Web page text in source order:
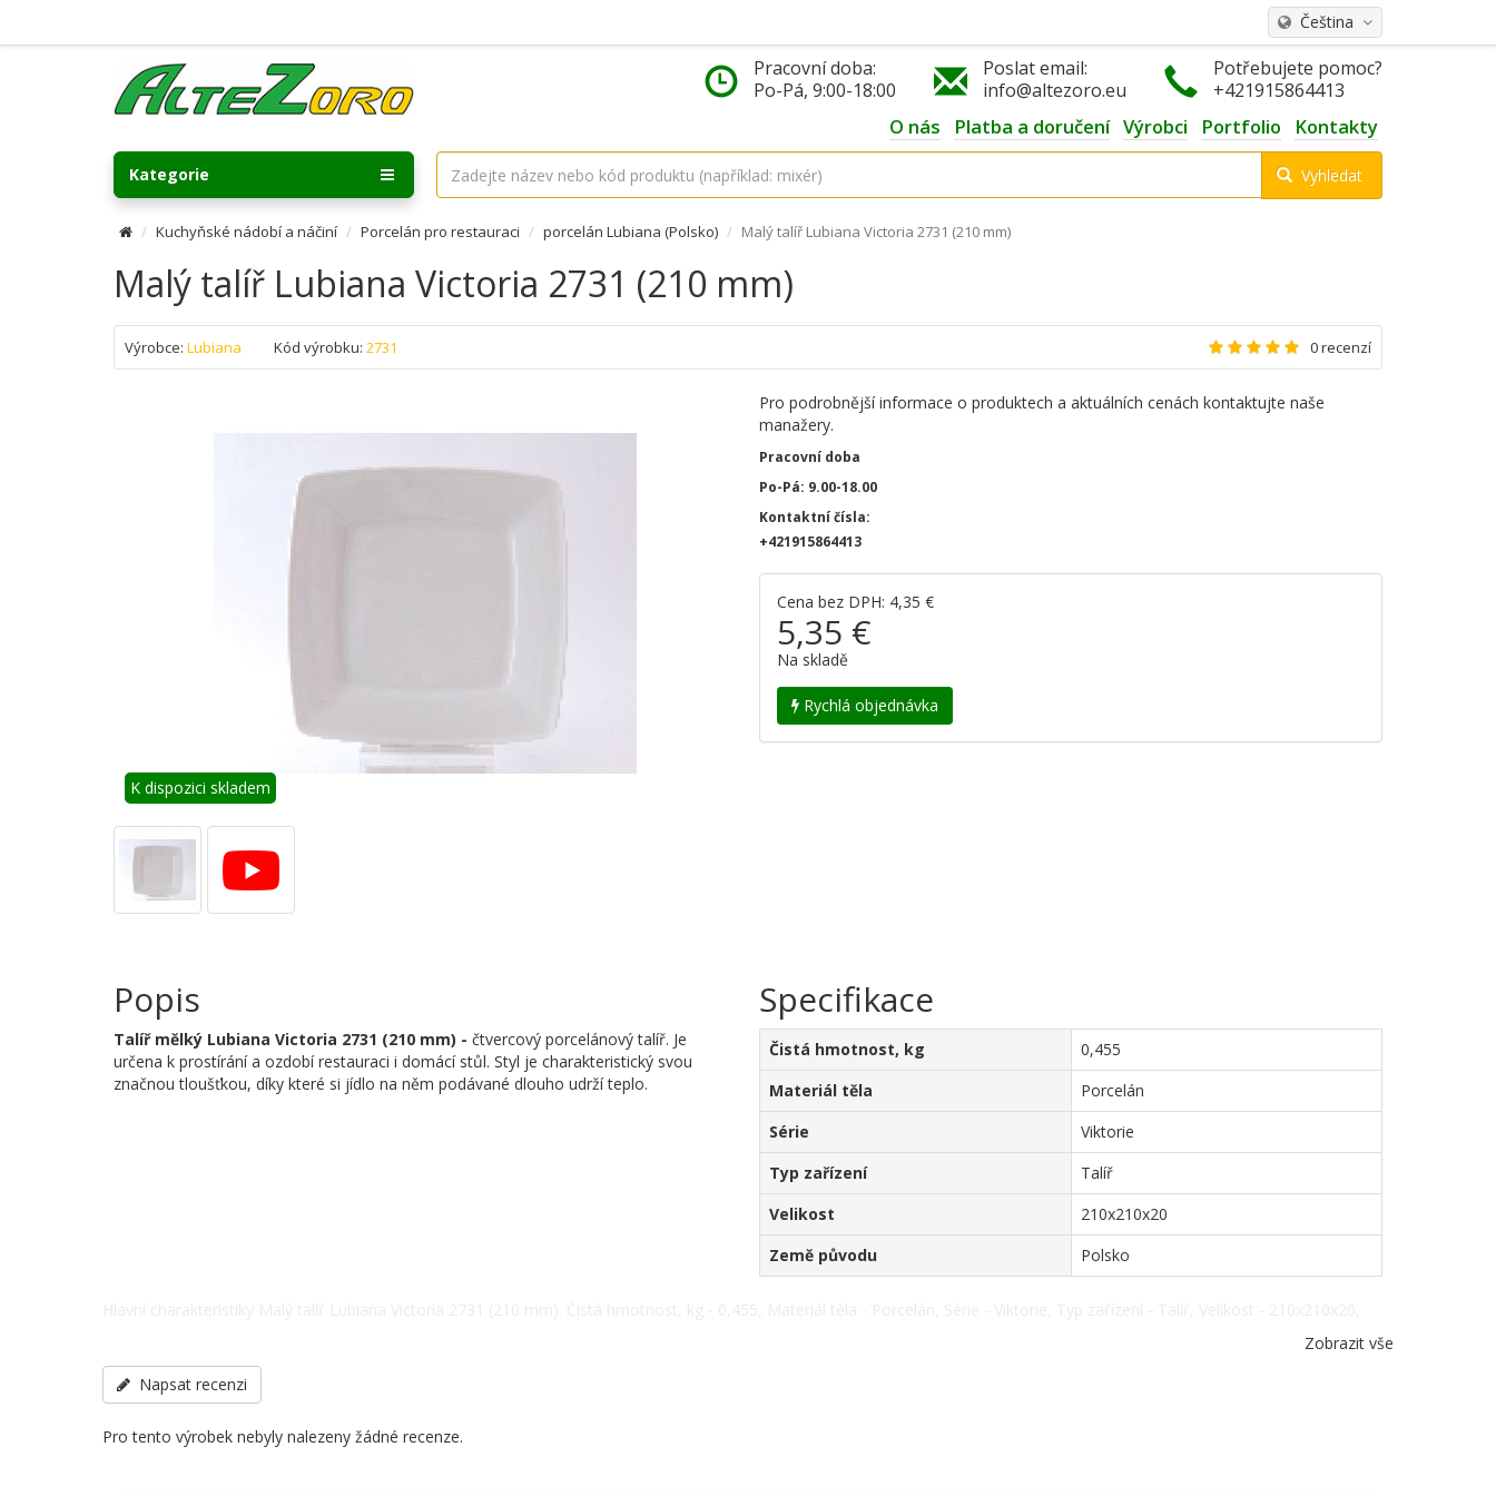
Čeština
Pracovní doba:
Po-Pá, 9:00-18:00
Poslat email:
info@altezoro.eu
Potřebujete pomoc?
+421915864413
O nás Platba a doručení Výrobci Portfolio Kontakty
Vyhledat
Kategorie
Kuchyňské nádobí a náčiní Porcelán pro restauraci porcelán Lubiana (Polsko) Malý talíř Lubiana Victoria 2731 (210 mm)
Malý talíř Lubiana Victoria 2731 (210 mm)
Výrobce: Lubiana Kód výrobku: 2731 0 recenzí
K dispozici skladem
Pro podrobnější informace o produktech a aktuálních cenách kontaktujte naše
manažery.
Pracovní doba
Po-Pá: 9.00-18.00
Kontaktní čísla:
+421915864413
Cena bez DPH: 4,35 €
5,35 €
Na skladě
Rychlá objednávka
Popis
Talíř mělký Lubiana Victoria 2731 (210 mm) - čtvercový porcelánový talíř. Je
určena k prostírání a ozdobí restauraci i domácí stůl. Styl je charakteristický svou
značnou tloušťkou, díky které si jídlo na něm podávané dlouho udrží teplo.
Specifikace
Čistá hmotnost, kg
0,455
Materiál těla
Porcelán
Série
Viktorie
Typ zařízení
Talíř
Velikost
210x210x20
Země původu
Polsko
Zobrazit vše
Napsat recenzi
Pro tento výrobek nebyly nalezeny žádné recenze.